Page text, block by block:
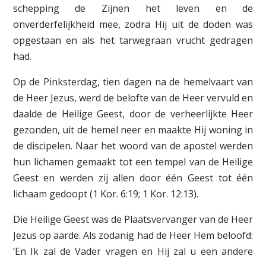
schepping de Zijnen het leven en de
onverderfelijkheid mee, zodra Hij uit de doden was
opgestaan en als het tarwegraan vrucht gedragen
had.
Op de Pinksterdag, tien dagen na de hemelvaart van
de Heer Jezus, werd de belofte van de Heer vervuld en
daalde de Heilige Geest, door de verheerlijkte Heer
gezonden, uit de hemel neer en maakte Hij woning in
de discipelen. Naar het woord van de apostel werden
hun lichamen gemaakt tot een tempel van de Heilige
Geest en werden zij allen door één Geest tot één
lichaam gedoopt (1 Kor. 6:19; 1 Kor. 12:13).
Die Heilige Geest was de Plaatsvervanger van de Heer
Jezus op aarde. Als zodanig had de Heer Hem beloofd:
‘En Ik zal de Vader vragen en Hij zal u een andere